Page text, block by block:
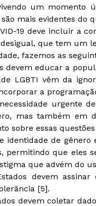
um momento
mais evidentes do
19 deve incluir a
que tem um
fazemos as
devem educar a
LGBTI vêm da
a
urgente
mas também em
sobre essas
identidade de
permitindo que eles
que advém do
devem
[5].
devem coletar